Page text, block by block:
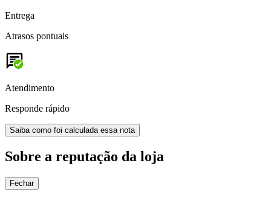
Entrega
Atrasos pontuais
Atendimento
Responde rápido
Saiba como foi calculada essa nota
Sobre a reputação da loja
Fechar